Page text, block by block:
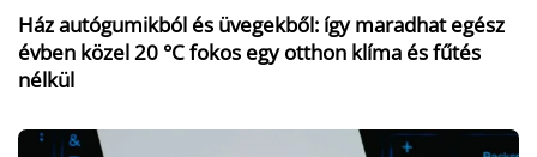
Ház autógumikból és üvegekből: így maradhat egész
évben közel 20 °C fokos egy otthon klíma és fűtés
nélkül